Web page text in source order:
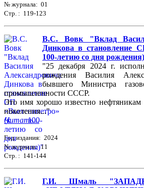
№ журнала: 01
Стр. : 119-123
В.С. Вовк "Вклад
Динкова в становление
100-летию со дня
"25 декабря 2024 г.
рождения Василия
бывшего Министра
промышленности СССР.
Это имя хорошо известно нефтяникам
поколения..."
Читать...
Год издания: 2024
№ журнала: 11
Стр. : 141-144
Г.И. Шмаль